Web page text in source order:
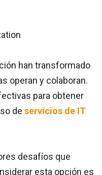
han transformado
operan y colaboran.
para obtener
de servicios de IT
desafíos que
esta opción es